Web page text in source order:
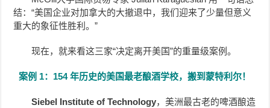
结：“美国企业对加拿大的大撤退中，我们迎来了少量但意义
重大的象征性胜利。”
现在，就来看这三家“决定离开美国”的重量级案例。
案例 1：154 年历史的美国最老酿酒学校，搬到蒙特利尔！
Siebel Institute of Technology，美洲最古老的啤酒酿造